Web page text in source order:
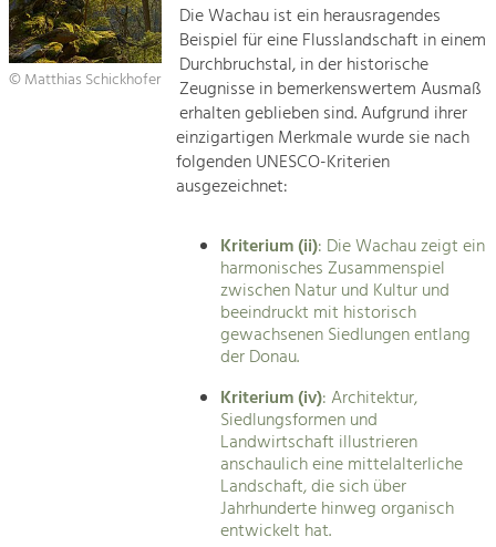
© Matthias Schickhofer
Die Wachau ist ein herausragendes
Beispiel für eine Flusslandschaft in einem
Durchbruchstal, in der historische
Zeugnisse in bemerkenswertem Ausmaß
erhalten geblieben sind. Aufgrund ihrer
einzigartigen Merkmale wurde sie nach
folgenden UNESCO-Kriterien
ausgezeichnet:
Kriterium (ii): Die Wachau zeigt ein
harmonisches Zusammenspiel
zwischen Natur und Kultur und
beeindruckt mit historisch
gewachsenen Siedlungen entlang
der Donau.
Kriterium (iv): Architektur,
Siedlungsformen und
Landwirtschaft illustrieren
anschaulich eine mittelalterliche
Landschaft, die sich über
Jahrhunderte hinweg organisch
entwickelt hat.